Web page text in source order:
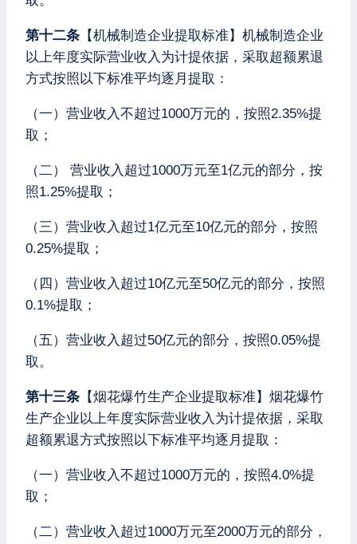
第十二条 【机械制造企业提取标准】机械制造企业
以上年度实际营业收入为计提依据，采取超额累退
方式按照以下标准平均逐月提取：
（一）营业收入不超过1000万元的，按照2.35%提
取；
（二） 营业收入超过1000万元至1亿元的部分，按
照1.25%提取；
（三）营业收入超过1亿元至10亿元的部分，按照
0.25%提取；
（四）营业收入超过10亿元至50亿元的部分，按照
0.1%提取；
（五）营业收入超过50亿元的部分，按照0.05%提
取。
第十三条 【烟花爆竹生产企业提取标准】烟花爆竹
生产企业以上年度实际营业收入为计提依据，采取
超额累退方式按照以下标准平均逐月提取：
（一）营业收入不超过1000万元的，按照4.0%提
取；
（二）营业收入超过1000万元至2000万元的部分，